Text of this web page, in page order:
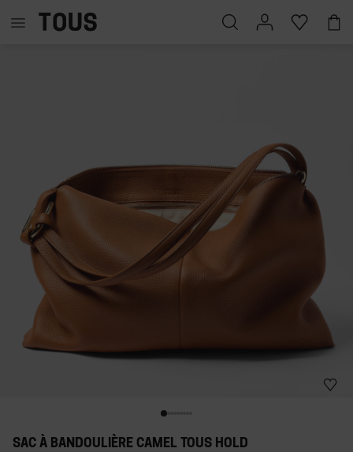
SAC À BANDOULIÈRE CAMEL TOUS HOLD